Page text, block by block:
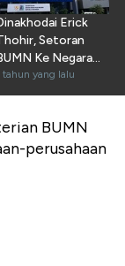
Erick
Setoran
Ke Negara
Rp2.000
tahun yang lalu
BUMN
perusahaan